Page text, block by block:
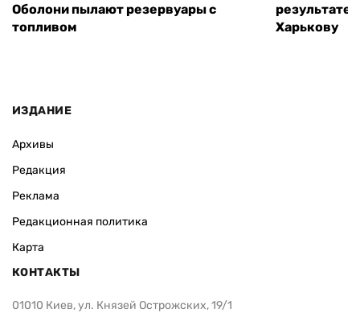
Оболони пылают резервуары с
топливом
результате
Харькову
ИЗДАНИЕ
Архивы
Редакция
Реклама
Редакционная политика
Карта
КОНТАКТЫ
01010 Киев, ул. Князей Острожских, 19/1